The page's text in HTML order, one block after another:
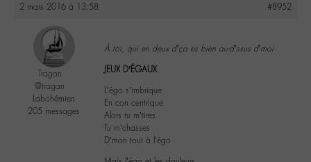
2 mars 2016 à 13:58 #8952
Tragan
@tragan
Labohémien
205 messages
À toi, qui en deux d’ça es bien au-d’ssus d’moi
JEUX D’ÉGAUX
L’égo s’imbrique
En con centrique
Alors tu m’tires
Tu m’chasses
D’mon tout à l’égo